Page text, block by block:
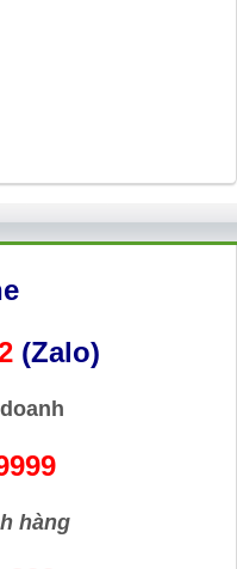
(Zalo)
hàng